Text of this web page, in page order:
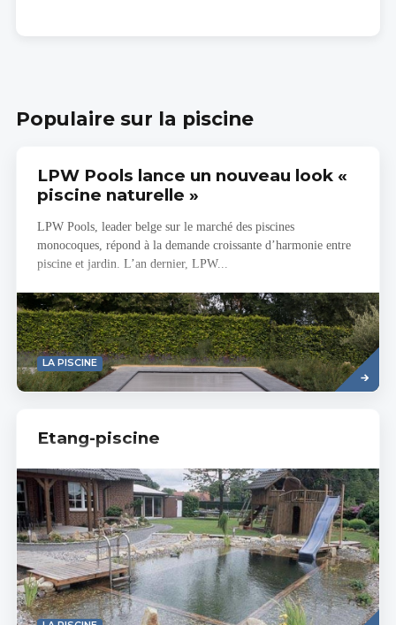
Populaire sur la piscine
LPW Pools lance un nouveau look «
piscine naturelle »
LPW Pools, leader belge sur le marché des piscines
monocoques, répond à la demande croissante d’harmonie entre
piscine et jardin. L’an dernier, LPW...
LA PISCINE
Savoir
plus
Etang-piscine
Read